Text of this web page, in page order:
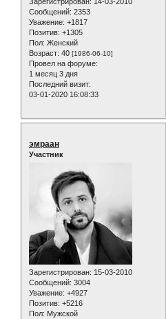
Сообщений: 2353
Уважение: +1817
Позитив: +1305
Пол: Женский
Возраст: 40 [1986-06-10]
Провел на форуме:
1 месяц 3 дня
Последний визит:
03-01-2020 16:08:33
эмраан
Участник
Зарегистрирован: 15-03-2010
Сообщений: 3004
Уважение: +4927
Позитив: +5216
Пол: Мужской